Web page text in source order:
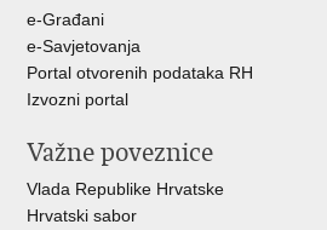
e-Građani
e-Savjetovanja
Portal otvorenih podataka RH
Izvozni portal
Važne poveznice
Vlada Republike Hrvatske
Hrvatski sabor